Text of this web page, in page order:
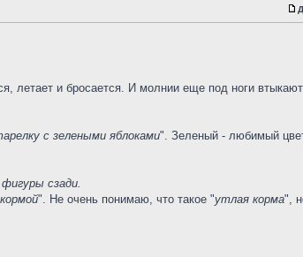
летает и бросается. И молнии еще под ноги
с зелеными яблоками". Зеленый - любимый
сзади.
". Не очень понимаю, что такое "утлая корма",